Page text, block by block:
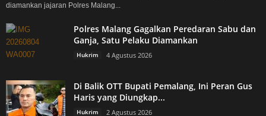
diamankan jajaran Polres Malang...
Polres Malang Gagalkan Peredaran Sabu dan
Ganja, Satu Pelaku Diamankan
Hukrim 4 Agustus 2026
Di Balik OTT Bupati Pemalang, Ini Peran Gus
Haris yang Diungkap...
Hukrim 2 Agustus 2026